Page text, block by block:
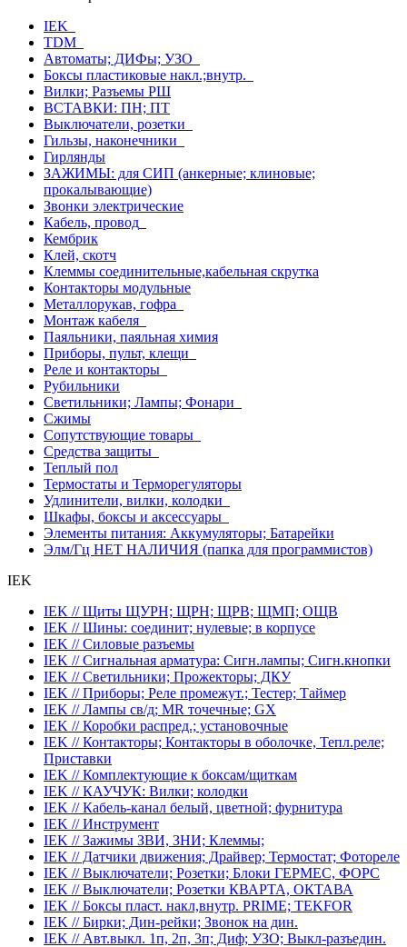
IEK
TDM
Автоматы; ДИФы; УЗО
Боксы пластиковые накл.;внутр.
Вилки; Разъемы РШ
ВСТАВКИ: ПН; ПТ
Выключатели, розетки
Гильзы, наконечники
Гирлянды
ЗАЖИМЫ: для СИП (анкерные; клиновые;
прокалывающие)
Звонки электрические
Кабель, провод
Кембрик
Клей, скотч
Клеммы соединительные,кабельная скрутка
Контакторы модульные
Металлорукав, гофра
Монтаж кабеля
Паяльники, паяльная химия
Приборы, пульт, клещи
Реле и контакторы
Рубильники
Светильники; Лампы; Фонари
Сжимы
Сопутствующие товары
Средства защиты
Теплый пол
Термостаты и Терморегуляторы
Удлинители, вилки, колодки
Шкафы, боксы и аксессуары
Элементы питания: Аккумуляторы; Батарейки
Элм/Гц НЕТ НАЛИЧИЯ (папка для программистов)
IEK
IEK // Щиты ЩУРН; ЩРН; ЩРВ; ЩМП; ОЩВ
IEK // Шины: соединит; нулевые; в корпусе
IEK // Силовые разъемы
IEK // Сигнальная арматура: Сигн.лампы; Сигн.кнопки
IEK // Светильники; Прожекторы; ДКУ
IEK // Приборы; Реле промежут.; Тестер; Таймер
IEK // Лампы св/д; MR точечные; GX
IEK // Коробки распред.; установочные
IEK // Контакторы; Контакторы в оболочке, Тепл.реле;
Приставки
IEK // Комплектующие к боксам/щиткам
IEK // КАУЧУК: Вилки; колодки
IEK // Кабель-канал белый, цветной; фурнитура
IEK // Инструмент
IEK // Зажимы ЗВИ, ЗНИ; Клеммы;
IEK // Датчики движения; Драйвер; Термостат; Фотореле
IEK // Выключатели; Розетки; Блоки ГЕРМЕС, ФОРС
IEK // Выключатели; Розетки КВАРТА, ОКТАВА
IEK // Боксы пласт. накл,внутр. PRIME; TEKFOR
IEK // Бирки; Дин-рейки; Звонок на дин.
IEK // Авт.выкл. 1п, 2п, 3п; Диф; УЗО; Выкл-разъедин.